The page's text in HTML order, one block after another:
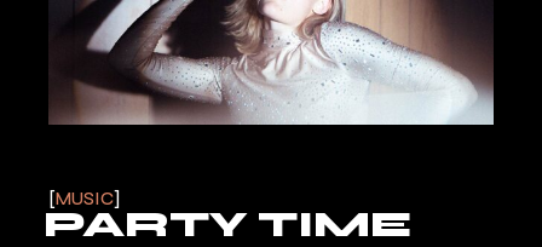
MUSIC
PARTY TIME